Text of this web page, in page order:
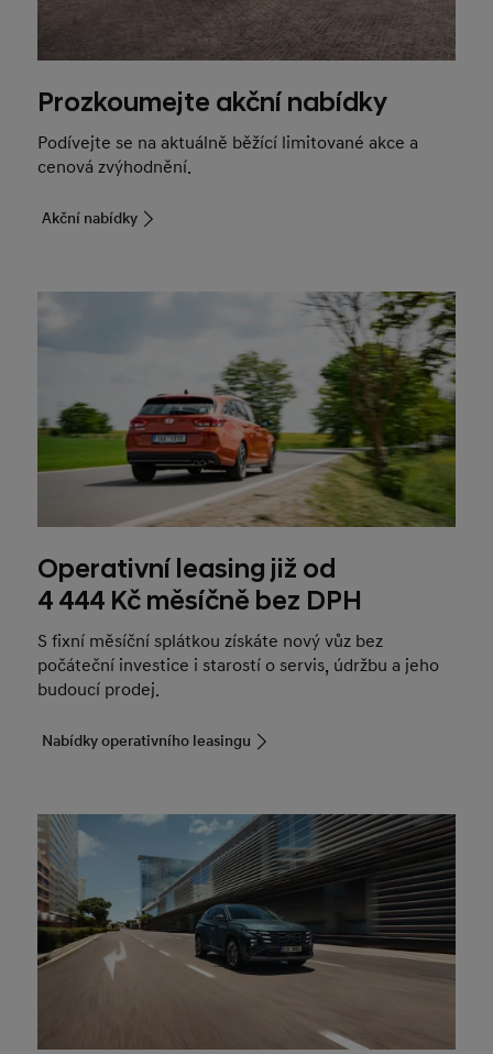
Prozkoumejte akční nabídky
Podívejte se na aktuálně běžící limitované akce a
cenová zvýhodnění.
Akční nabídky
Operativní leasing již od
4 444 Kč měsíčně bez DPH
S fixní měsíční splátkou získáte nový vůz bez
počáteční investice i starostí o servis, údržbu a jeho
budoucí prodej.
Nabídky operativního leasingu